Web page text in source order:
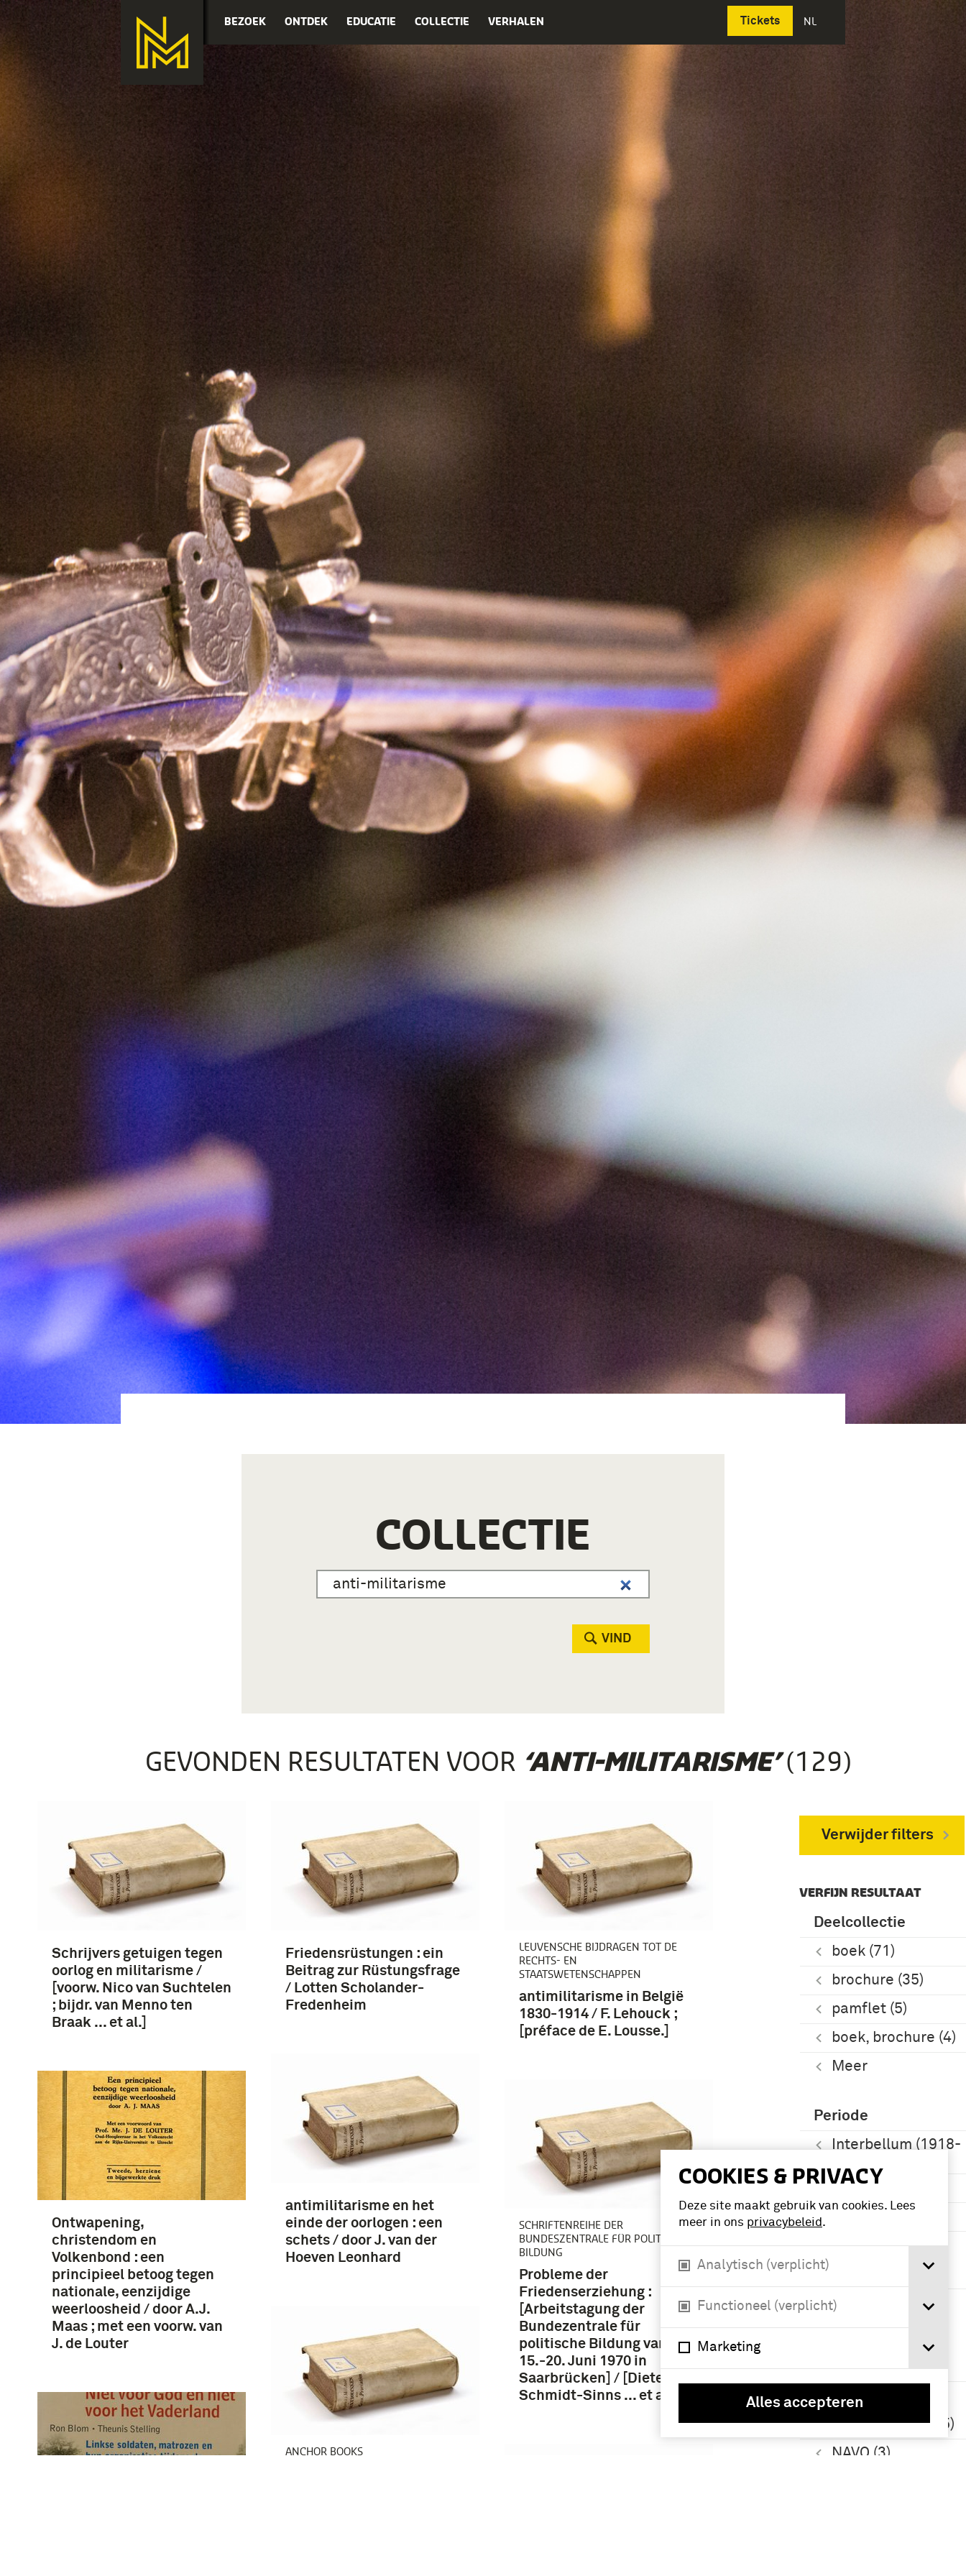
BEZOEK ONTDEK EDUCATIE COLLECTIE VERHALEN Tickets NL
Deutsch
COOKIES & PRIVACY
Deze site maakt gebruik van cookies. Lees
meer in ons privacybeleid.
Analytisch (verplicht)
Functioneel (verplicht)
Marketing
Alles accepteren
COLLECTIE
VIND
GEVONDEN RESULTATEN VOOR ‘ANTI-MILITARISME’(129)
Verwijder filters
VERFIJN RESULTAAT
Deelcollectie
boek (71)
brochure (35)
pamflet (5)
boek, brochure (4)
Meer
Periode
Interbellum (1918-
1901-1950 (19)
Eerste
(1914-1918) (14)
Meer
instellingen
Sociaal-
Democratische
Arbeiderspartij (5)
NAVO (3)
Schrijvers getuigen tegen
oorlog en militarisme /
[voorw. Nico van Suchtelen
; bijdr. van Menno ten
Braak ... et al.]
Ontwapening,
christendom en
Volkenbond : een
principieel betoog tegen
nationale, eenzijdige
weerloosheid / door A.J.
Maas ; met een voorw. van
J. de Louter
Friedensrüstungen : ein
Beitrag zur Rüstungsfrage
/ Lotten Scholander-
Fredenheim
antimilitarisme en het
einde der oorlogen : een
schets / door J. van der
Hoeven Leonhard
ANCHOR BOOKS
LEUVENSCHE BIJDRAGEN TOT DE
RECHTS- EN
STAATSWETENSCHAPPEN
antimilitarisme in België
1830-1914 / F. Lehouck ;
[préface de E. Lousse.]
SCHRIFTENREIHE DER
BUNDESZENTRALE FÜR POLITISCHE
BILDUNG
Probleme der
Friedenserziehung :
[Arbeitstagung der
Bundezentrale für
politische Bildung vam
15.-20. Juni 1970 in
Saarbrücken] / [Dieter
Schmidt-Sinns ... et al.]